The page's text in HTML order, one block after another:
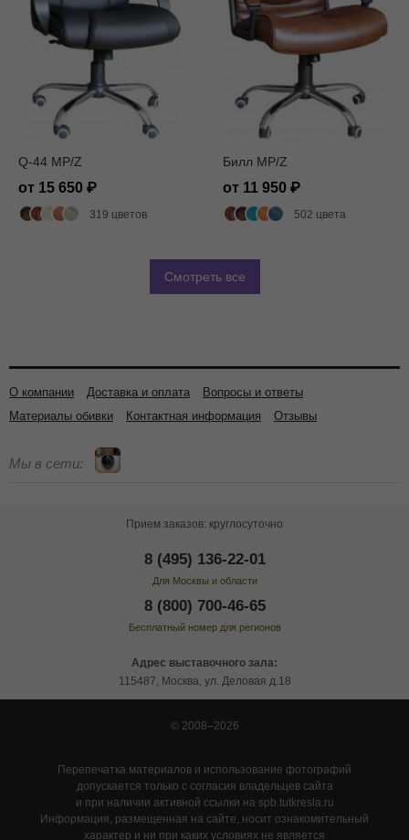
Q-44 MP/Z
от 15 650
319 цветов
Билл MP/Z
от 11 950
502 цвета
Смотреть все
О компании Доставка и оплата
Вопросы и ответы
Материалы обивки
Контактная информация Отзывы
Мы в сети:
Прием заказов: круглосуточно
8 (495) 136-22-01
Для Москвы и области
8 (800) 700-46-65
Бесплатный номер для регионов
Адрес выставочного зала:
115487, Москва, ул. Деловая д.18
© 2008–2026
Перепечатка материалов и использование фотографий
допускается только с согласия владельцев сайта
и при наличии активной ссылки на spb.tutkresla.ru
Информация, размещенная на сайте, носит ознакомительный
характер и ни при каких условиях не является